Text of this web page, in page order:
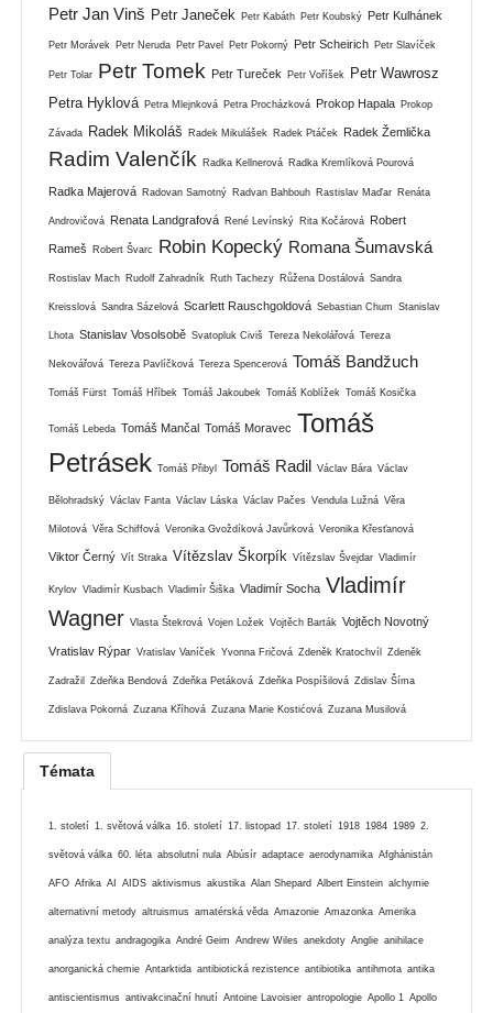
Petr Jan Vinš Petr Janeček Petr Kabáth Petr Koubský Petr Kulhánek
Petr Morávek Petr Neruda Petr Pavel Petr Pokorný Petr Scheirich Petr Slavíček
Petr Tolar Petr Tomek Petr Tureček Petr Voříšek
Petr Wawrosz
Petra Hyklová Petra Mlejnková Petra Procházková Prokop Hapala Prokop
Závada Radek Mikoláš Radek Mikulášek Radek Ptáček Radek Žemlička
Radim Valenčík Radka Kellnerová Radka Kremlíková Pourová
Radka Majerová Radovan Samotný Radvan Bahbouh Rastislav Maďar Renáta
Androvičová Renata Landgrafová René Levínský Rita Kočárová Robert
Rameš Robert Švarc Robin Kopecký Romana Šumavská
Rostislav Mach Rudolf Zahradník Ruth Tachezy Růžena Dostálová Sandra
Kreisslová Sandra Sázelová Scarlett Rauschgoldová Sebastian Chum Stanislav
Lhota Stanislav Vosolsobě Svatopluk Civiš Tereza Nekolářová Tereza
Nekovářová Tereza Pavlíčková Tereza Spencerová Tomáš Bandžuch
Tomáš Fürst Tomáš Hříbek Tomáš Jakoubek Tomáš Koblížek Tomáš Kosička
Tomáš Lebeda Tomáš Mančal Tomáš Moravec Tomáš
Petrásek Tomáš Přibyl Tomáš Radil Václav Bára Václav
Bělohradský Václav Fanta Václav Láska Václav Pačes Vendula Lužná Věra
Milotová Věra Schiffová Veronika Gvoždíková Javůrková Veronika Křesťanová
Viktor Černý Vít Straka Vítězslav Škorpík Vítězslav Švejdar Vladimír
Krylov Vladimír Kusbach Vladimír Šiška Vladimír Socha Vladimír
Wagner Vlasta Štekrová Vojen Ložek Vojtěch Barták Vojtěch Novotný
Vratislav Rýpar Vratislav Vaníček Yvonna Fričová Zdeněk Kratochvíl Zdeněk
Zadražil Zdeňka Bendová Zdeňka Petáková Zdeňka Pospíšilová Zdislav Šíma
Zdislava Pokorná Zuzana Kříhová Zuzana Marie Kostićová Zuzana Musilová
Témata
1. století 1. světová válka 16. století 17. listopad 17. století 1918 1984 1989 2.
světová válka 60. léta absolutní nula Abúsír adaptace aerodynamika Afghánistán
AFO Afrika AI AIDS aktivismus akustika Alan Shepard Albert Einstein alchymie
alternativní metody altruismus amatérská věda Amazonie Amazonka Amerika
analýza textu andragogika André Geim Andrew Wiles anekdoty Anglie anihilace
anorganická chemie Antarktida antibiotická rezistence antibiotika antihmota antika
antiscientismus antivakcinační hnutí Antoine Lavoisier antropologie Apollo 1 Apollo